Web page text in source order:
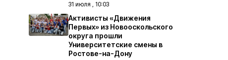
31 июля , 10:03
Активисты «Движения
Первых» из Новооскольского
округа прошли
Университетские смены в
Ростове-на-Дону